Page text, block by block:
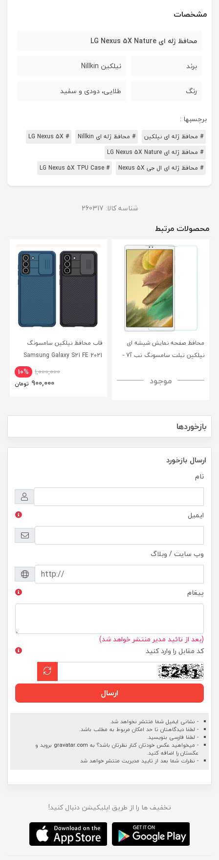
مشخصات
محافظ ژله ای LG Nexus 5X Nature
برند نیلکین Nillkin
رنگ طلایی، دودی و سفید
برچسبها :
# محافظ ژله ای نیلکین # محافظ ژله ای Nillkin
# LG Nexus 5X
# محافظ ژله ای LG Nexus 5X Nature
# محافظ ژله ای ال جی Nexus 5X
# LG Nexus 5X TPU Case
شناسه کالا: 260317
محصولات مرتبط
محافظ صفحه نمایش شیشه ای
نیلکین تبلت سامسونگ تب آ7 -
H+ Anti-explosion Tempered
موجود
قاب محافظ نیلکین سامسونگ
Samsung Galaxy S21 FE 2021
10% 1,000,000
900,000 تومان
بازخوردها
ارسال بازخورد
نام
ایمیل
وب سایت / وبلاگ
پیغام
(بعد از تائید مدیر منتشر خواهد شد)
کد مقابل را وارد کنید
ارسال
- نشانی ایمیل شما منتشر نخواهد شد.
- لطفا دیدگاهتان تا حد امکان مربوط به مطلب باشد.
- لطفا فارسی بنویسید.
- میخواهید عکس خودتان کنار نظرتان باشد؟ به gravatar.com بروید و
عکستان را اضافه کنید.
- نظرات شما بعد از تایید مدیریت منتشر خواهد شد
تخفیف ها را از طریق اپلیکیشن دنبال کنید!